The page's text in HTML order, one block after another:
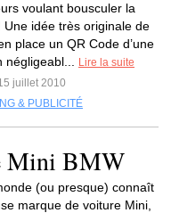
voulant bousculer la
Une idée très originale de
place un QR Code d’une
négligeabl...
Lire la suite
juillet 2010
& PUBLICITÉ
Mini BMW
(ou presque) connaît
marque de voiture Mini,